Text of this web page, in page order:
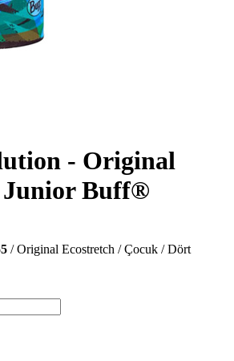
- Original
Junior Buff®
/ Original Ecostretch / Çocuk / Dört